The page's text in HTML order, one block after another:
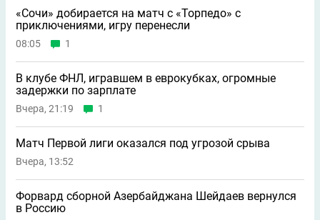
«Сочи» добирается на матч с «Торпедо» с
приключениями, игру перенесли
08:05 1
В клубе ФНЛ, игравшем в еврокубках, огромные
задержки по зарплате
Вчера, 21:19 1
Матч Первой лиги оказался под угрозой срыва
Вчера, 13:52
Форвард сборной Азербайджана Шейдаев вернулся
в Россию